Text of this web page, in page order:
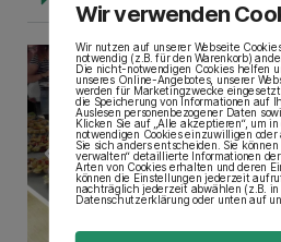
Wir verwenden
Wir nutzen auf unserer Webseite
notwendig (z.B. für den Warenkorb)
Die nicht-notwendigen Cookies helfen
unseres Online-Angebotes, unserer
werden für Marketingzwecke
die Speicherung von Informationen auf
Auslesen personenbezogener Daten
Klicken Sie auf „Alle akzeptieren“, um
notwendigen Cookies einzuwilligen oder
Sie sich anders entscheiden. Sie
verwalten“ detaillierte Informationen
Arten von Cookies erhalten und deren
können die Einstellungen jederzeit
nachträglich jederzeit abwählen (z.B. in
Datenschutzerklärung oder unten auf